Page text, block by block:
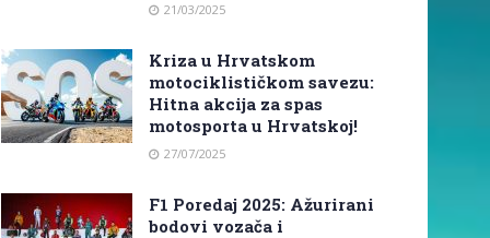
21/03/2025
Kriza u Hrvatskom
motociklističkom savezu:
Hitna akcija za spas
motosporta u Hrvatskoj!
27/07/2025
F1 Poredaj 2025: Ažurirani
bodovi vozača i